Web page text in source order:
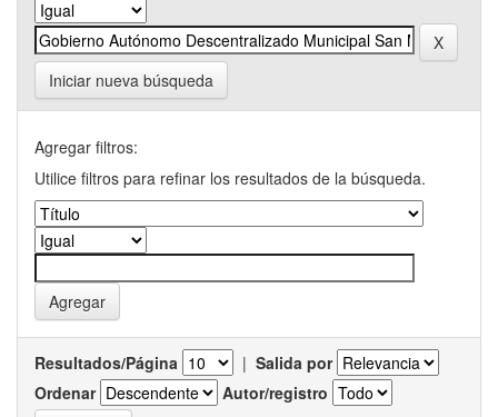
Iniciar nueva búsqueda
Agregar filtros:
Utilice filtros para refinar los resultados de la búsqueda.
Resultados/Página | Salida por
Ordenar
Autor/registro